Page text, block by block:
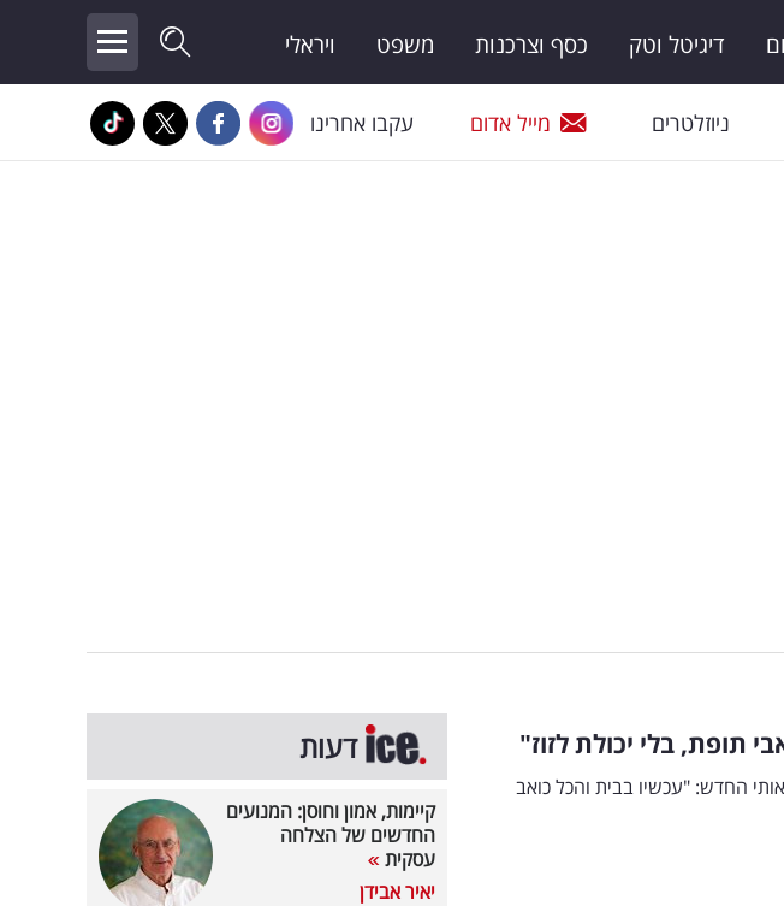
דיגיטל וטק כסף וצרכנות משפט ויראלי
ניוזלטרים מייל אדום עקבו אחרינו
תופת, בלי יכולת לזוז"
החדש: "עכשיו בבית והכל כואב
דעות
קיימות, אמון וחוסן: המנועים
החדשים של הצלחה
עסקית
יאיר אבידן